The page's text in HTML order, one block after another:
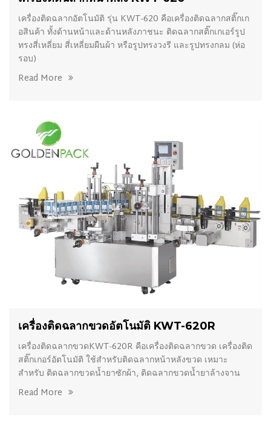
เครื่องติดฉลากอัตโนมัติ รุ่น KWT-620 คือเครื่องติดฉลากสติ๊กเก
อสินค้า ทั้งด้านหน้าและด้านหลังภาชนะ ติดฉลากสติ๊กเกเอร์รูป
ทรงสี่เหลี่ยม สี่เหลี่ยมผืนผ้า หรือรูปทรงวงรี และรูปทรงกลม (ห่อ
รอบ)
Read More
เครื่องติดฉลากขวดอัตโนมัติ KWT-620R
เครื่องติดฉลากขวดKWT-620R คือเครื่องติดฉลากขวด เครื่องติด
สติ๊กเกอร์อัตโนมัติ ใช้สำหรับติดฉลากหน้าหลังขวด เหมาะ
สำหรับ ติดฉลากขวดน้ำยาซักผ้า, ติดฉลากขวดน้ำยาล้างจาน
Read More